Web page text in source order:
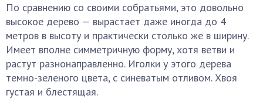
По сравнению со своими собратьями, это довольно
высокое дерево — вырастает даже иногда до 4
метров в высоту и практически столько же в ширину.
Имеет вполне симметричную форму, хотя ветви и
растут разнонаправленно. Иголки у этого дерева
темно-зеленого цвета, с синеватым отливом. Хвоя
густая и блестящая.